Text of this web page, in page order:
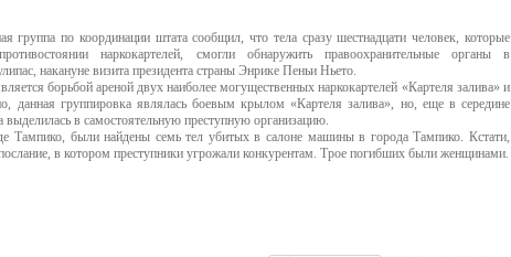
группа по координации штата сообщил, что тела сразу шестнадцати человек, которые
наркокартелей, смогли обнаружить правоохранительные органы в
накануне визита президента страны Энрике Пеньи Ньето.
борьбой ареной двух наиболее могущественных наркокартелей «Картеля залива» и
данная группировка являлась боевым крылом «Картеля залива», но, еще в середине
выделилась в самостоятельную преступную организацию.
Тампико, были найдены семь тел убитых в салоне машины в города Тампико. Кстати,
в котором преступники угрожали конкурентам. Трое погибших были женщинами.